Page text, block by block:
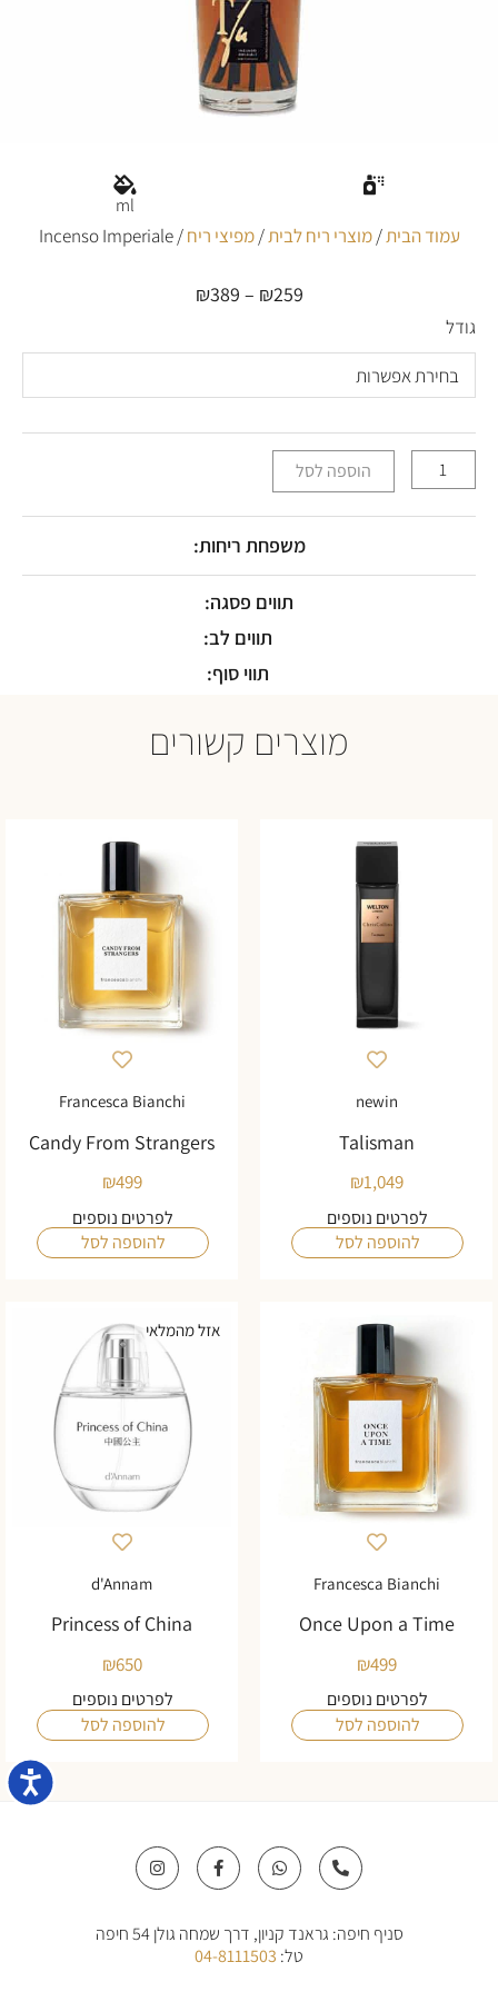
עמוד הבית/מוצרי ריח לבית/מפיצי ריח/ Incenso Imperiale
₪259
–
₪389 טווח
עד
גודל
כמות
של
Incenso
Imperiale
הוספה לסל
משפחת ריחות:
תווים פסגה:
תווים לב:
תווי סוף:
ml
מוצרים קשורים
newin
Talisman
₪1,049
לפרטים נוספים
להוספה לסל
Francesca Bianchi
Candy From Strangers
₪499
לפרטים נוספים
להוספה לסל
Francesca Bianchi
Once Upon a Time
₪499
לפרטים נוספים
להוספה לסל
אזל מהמלאי
d'Annam
Princess of China
₪650
לפרטים נוספים
להוספה לסל
P
h
o
-
W
h
a
a
p
F
a
c
o
o
k
I
n
s
g
סניף חיפה: גראנד קניון, דרך שמחה גולן 54 חיפה
טל:04-8111503